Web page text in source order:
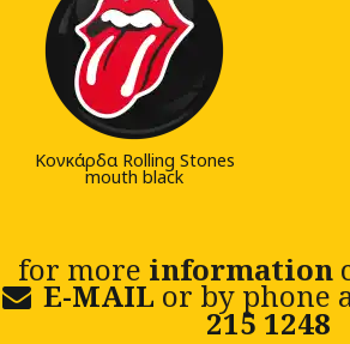
Κονκάρδα Rolling Stones
mouth black
for more information
E-MAIL or by phone
215 1248